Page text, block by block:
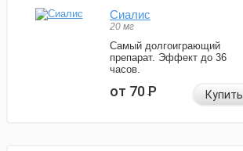
Сиалис
20 мг
Самый долгоиграющий
препарат. Эффект до 36
часов.
от 70Р Купить